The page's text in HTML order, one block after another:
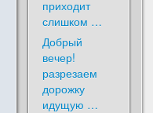
приходит
слишком …
Добрый
вечер!
разрезаем
дорожку
идущую …